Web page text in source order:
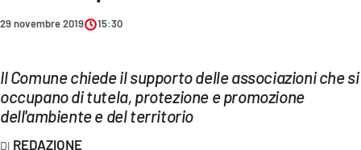
AMBIENTE
SOCIETÀ
CULTURA
29 novembre 2019 15:30
Il Comune chiede il supporto delle associazioni che si
occupano di tutela, protezione e promozione
dell'ambiente e del territorio
REDAZIONE